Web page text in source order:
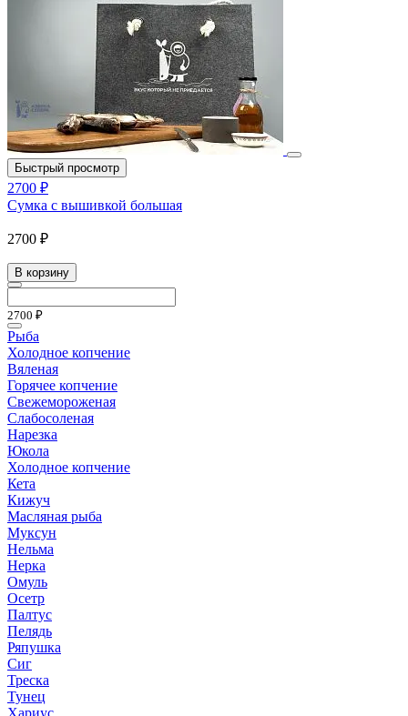
Быстрый просмотр
2700 ₽
Сумка с вышивкой большая
2700 ₽
В корзину
2700 ₽
Рыба
Холодное копчение
Вяленая
Горячее копчение
Свежемороженая
Слабосоленая
Нарезка
Юкола
Холодное копчение
Кета
Кижуч
Масляная рыба
Муксун
Нельма
Нерка
Омуль
Осетр
Палтус
Пелядь
Ряпушка
Сиг
Треска
Тунец
Хариус